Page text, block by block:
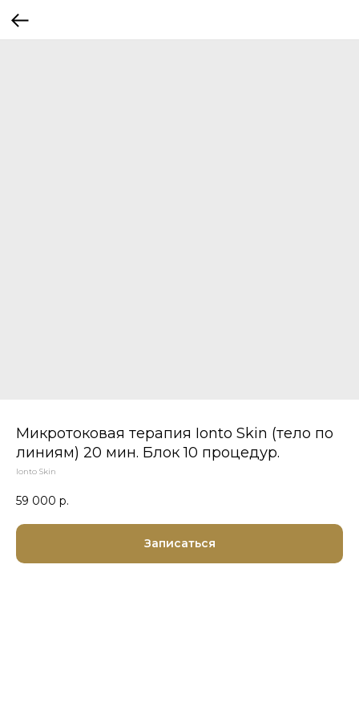
Микротоковая терапия Ionto Skin (тело по
линиям) 20 мин. Блок 10 процедур.
Ionto Skin
59 000 р.
Записаться